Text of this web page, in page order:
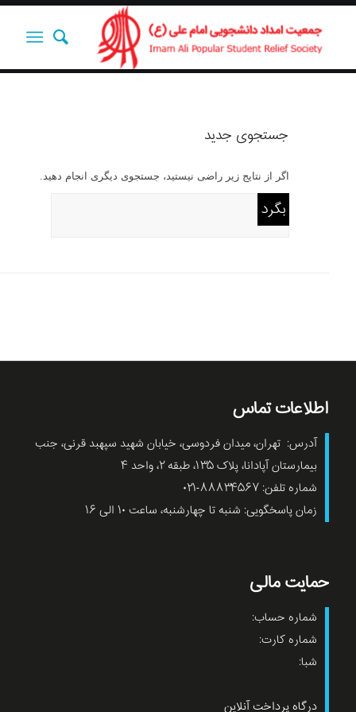
جستجوی جدید
اگر از نتایج زیر راضی نیستید، جستجوی دیگری انجام دهید.
اطلاعات تماس
آدرس: تهران، میدان فردوسی، خیابان شهید سپهبد قرنی، جنب
بیمارستان آپادانا، پلاک ۱۳۵، طبقه ۲، واحد ۴
شماره تلفن: ۸۸۸۳۴۵۶۷-۰۲۱
زمان پاسخگویی: شنبه تا چهارشنبه، ساعت ۱۰ الی ۱۶
حمایت مالی
شماره حساب:
شماره کارت:
شبا:
درگاه پرداخت آنلاین